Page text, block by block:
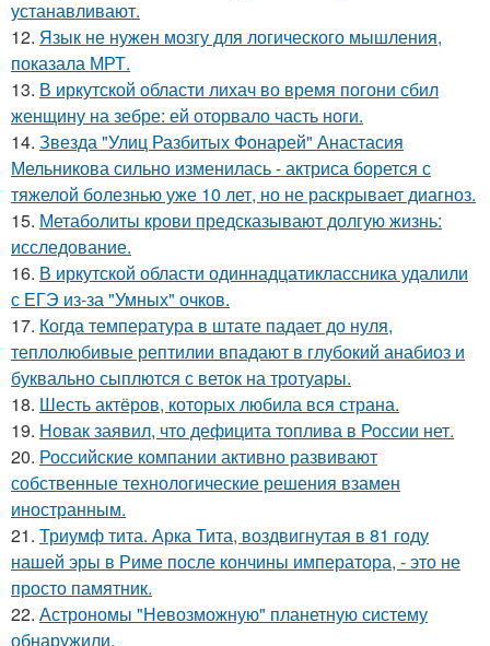
устанавливают.
12. Язык не нужен мозгу для логического мышления,
показала МРТ.
13. В иркутской области лихач во время погони сбил
женщину на зебре: ей оторвало часть ноги.
14. Звезда "Улиц Разбитых Фонарей" Анастасия
Мельникова сильно изменилась - актриса борется с
тяжелой болезнью уже 10 лет, но не раскрывает диагноз.
15. Метаболиты крови предсказывают долгую жизнь:
исследование.
16. В иркутской области одиннадцатиклассника удалили
с ЕГЭ из-за "Умных" очков.
17. Когда температура в штате падает до нуля,
теплолюбивые рептилии впадают в глубокий анабиоз и
буквально сыплются с веток на тротуары.
18. Шесть актёров, которых любила вся страна.
19. Новак заявил, что дефицита топлива в России нет.
20. Российские компании активно развивают
собственные технологические решения взамен
иностранным.
21. Триумф тита. Арка Тита, воздвигнутая в 81 году
нашей эры в Риме после кончины императора, - это не
просто памятник.
22. Астрономы "Невозможную" планетную систему
обнаружили.